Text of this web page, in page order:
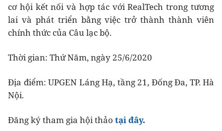
cơ hội kết nối và hợp tác với RealTech trong tương
lai và phát triển bằng việc trở thành thành viên
chính thức của Câu lạc bộ.
Thời gian: Thứ Năm, ngày 25/6/2020
Địa điểm: UPGEN Láng Hạ, tầng 21, Đống Đa, TP. Hà
Nội.
Đăng ký tham gia hội thảo tại đây.